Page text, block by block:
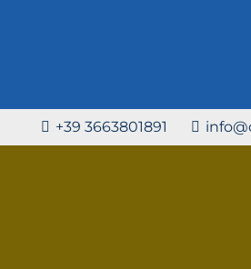
+39 3663801891